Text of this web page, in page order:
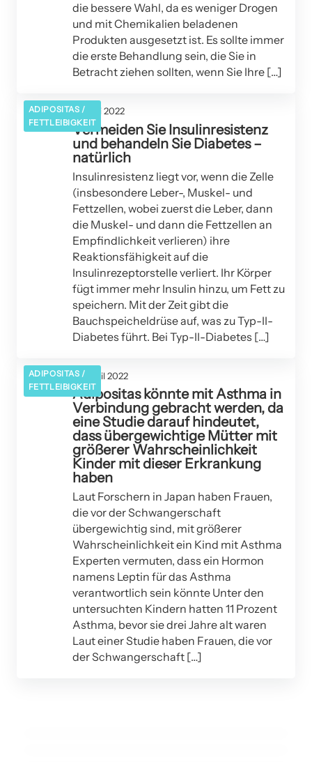
die bessere Wahl, da es weniger Drogen
und mit Chemikalien beladenen
Produkten ausgesetzt ist. Es sollte immer
die erste Behandlung sein, die Sie in
Betracht ziehen sollten, wenn Sie Ihre […]
ADIPOSITAS /
FETTLEIBIGKEIT
02. Juli 2022
Vermeiden Sie Insulinresistenz
und behandeln Sie Diabetes –
natürlich
Insulinresistenz liegt vor, wenn die Zelle
(insbesondere Leber-, Muskel- und
Fettzellen, wobei zuerst die Leber, dann
die Muskel- und dann die Fettzellen an
Empfindlichkeit verlieren) ihre
Reaktionsfähigkeit auf die
Insulinrezeptorstelle verliert. Ihr Körper
fügt immer mehr Insulin hinzu, um Fett zu
speichern. Mit der Zeit gibt die
Bauchspeicheldrüse auf, was zu Typ-II-
Diabetes führt. Bei Typ-II-Diabetes […]
ADIPOSITAS /
FETTLEIBIGKEIT
12. April 2022
Adipositas könnte mit Asthma in
Verbindung gebracht werden, da
eine Studie darauf hindeutet,
dass übergewichtige Mütter mit
größerer Wahrscheinlichkeit
Kinder mit dieser Erkrankung
haben
Laut Forschern in Japan haben Frauen,
die vor der Schwangerschaft
übergewichtig sind, mit größerer
Wahrscheinlichkeit ein Kind mit Asthma
Experten vermuten, dass ein Hormon
namens Leptin für das Asthma
verantwortlich sein könnte Unter den
untersuchten Kindern hatten 11 Prozent
Asthma, bevor sie drei Jahre alt waren
Laut einer Studie haben Frauen, die vor
der Schwangerschaft […]
25. Februar 2022
Verursacht Ihr Kissen Akne, Halsschmerzen und
Nackenschmerzen? Experte verrät, warum Kissen
einmal im JAHR ausgetauscht und alle drei Monate